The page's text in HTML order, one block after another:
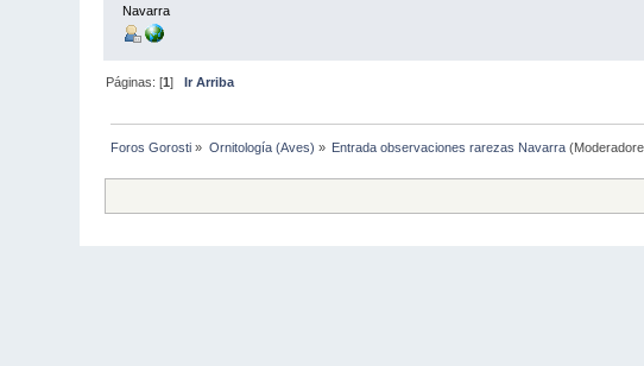
Navarra
Páginas: [1]
Ir Arriba
Foros Gorosti » Ornitología (Aves) » Entrada observaciones rarezas Navarra